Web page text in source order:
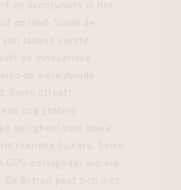
en avonturiers in het
op land. Sinds de
Japans eerste
de innovatieve
de wereldwijde
Seiko streeft
nog grotere
veiligheid voor zowel
duikers. Seiko
GPS-horloge ter wereld
De Astron past zich met